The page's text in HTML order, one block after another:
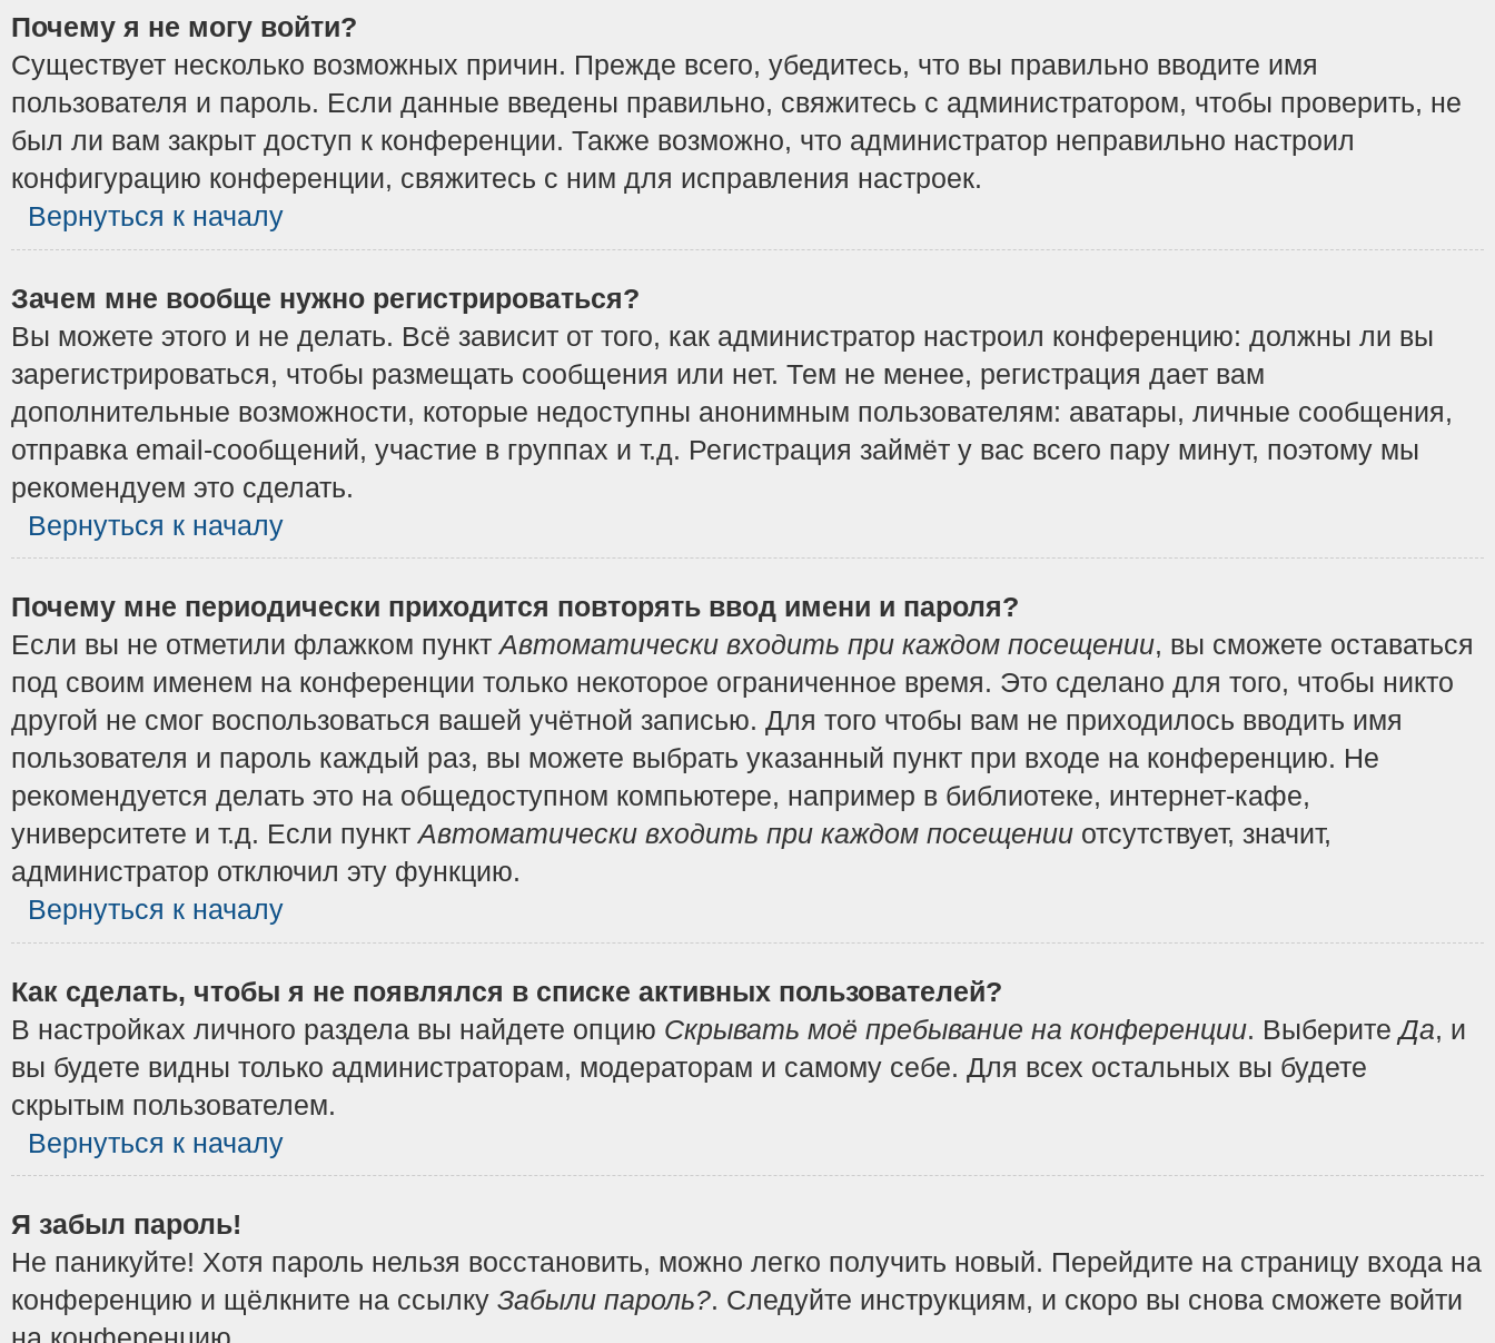
Почему я не могу войти?
Существует несколько возможных причин. Прежде всего, убедитесь, что вы правильно вводите имя
пользователя и пароль. Если данные введены правильно, свяжитесь с администратором, чтобы проверить, не
был ли вам закрыт доступ к конференции. Также возможно, что администратор неправильно настроил
конфигурацию конференции, свяжитесь с ним для исправления настроек.
Вернуться к началу
Зачем мне вообще нужно регистрироваться?
Вы можете этого и не делать. Всё зависит от того, как администратор настроил конференцию: должны ли вы
зарегистрироваться, чтобы размещать сообщения или нет. Тем не менее, регистрация дает вам
дополнительные возможности, которые недоступны анонимным пользователям: аватары, личные сообщения,
отправка email-сообщений, участие в группах и т.д. Регистрация займёт у вас всего пару минут, поэтому мы
рекомендуем это сделать.
Вернуться к началу
Почему мне периодически приходится повторять ввод имени и пароля?
Если вы не отметили флажком пунктАвтоматически входить при каждом посещении, вы сможете оставаться
под своим именем на конференции только некоторое ограниченное время. Это сделано для того, чтобы никто
другой не смог воспользоваться вашей учётной записью. Для того чтобы вам не приходилось вводить имя
пользователя и пароль каждый раз, вы можете выбрать указанный пункт при входе на конференцию. Не
рекомендуется делать это на общедоступном компьютере, например в библиотеке, интернет-кафе,
университете и т.д. Если пунктАвтоматически входить при каждом посещении отсутствует, значит,
администратор отключил эту функцию.
Вернуться к началу
Как сделать, чтобы я не появлялся в списке активных пользователей?
В настройках личного раздела вы найдете опцию Скрывать моё пребывание на конференции. ВыберитеДа, и
вы будете видны только администраторам, модераторам и самому себе. Для всех остальных вы будете
скрытым пользователем.
Вернуться к началу
Я забыл пароль!
Не паникуйте! Хотя пароль нельзя восстановить, можно легко получить новый. Перейдите на страницу входа на
конференцию и щёлкните на ссылку Забыли пароль?. Следуйте инструкциям, и скоро вы снова сможете войти